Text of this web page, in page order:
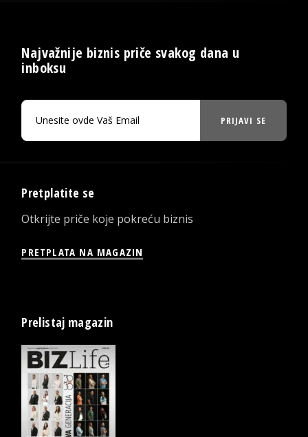
Najvažnije biznis priče svakog dana u
inboksu
PRIJAVI SE
Pretplatite se
Otkrijte priče koje pokreću biznis
PRETPLATA NA MAGAZIN
Prelistaj magazin